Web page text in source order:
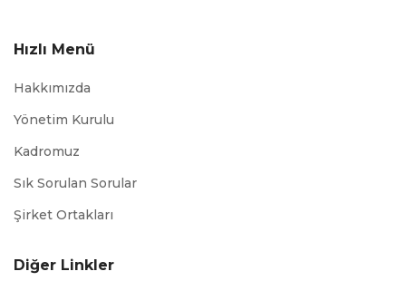
Hızlı Menü
Hakkımızda
Yönetim Kurulu
Kadromuz
Sık Sorulan Sorular
Şirket Ortakları
Diğer Linkler